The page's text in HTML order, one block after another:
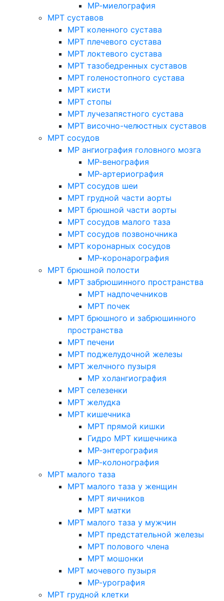
МР-миелография
МРТ суставов
МРТ коленного сустава
МРТ плечевого сустава
МРТ локтевого сустава
МРТ тазобедренных суставов
МРТ голеностопного сустава
МРТ кисти
МРТ стопы
МРТ лучезапястного сустава
МРТ височно-челюстных суставов
МРТ сосудов
МР ангиография головного мозга
МР-венография
МР-артериография
МРТ сосудов шеи
МРТ грудной части аорты
МРТ брюшной части аорты
МРТ сосудов малого таза
МРТ сосудов позвоночника
МРТ коронарных сосудов
МР-коронарография
МРТ брюшной полости
МРТ забрюшинного пространства
МРТ надпочечников
МРТ почек
МРТ брюшного и забрюшинного
пространства
МРТ печени
МРТ поджелудочной железы
МРТ желчного пузыря
МР холангиография
МРТ селезенки
МРТ желудка
МРТ кишечника
МРТ прямой кишки
Гидро МРТ кишечника
МР-энтерография
МР-колонография
МРТ малого таза
МРТ малого таза у женщин
МРТ яичников
МРТ матки
МРТ малого таза у мужчин
МРТ предстательной железы
МРТ полового члена
МРТ мошонки
МРТ мочевого пузыря
МР-урография
МРТ грудной клетки